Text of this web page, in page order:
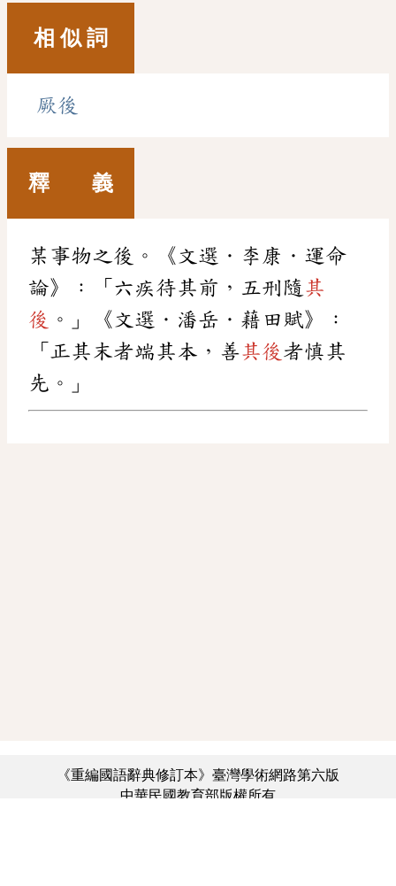
相 似 詞
厥後
釋 義
某事物之後。《文選．李康．運命
論》：「六疾待其前，五刑隨 其
後 。」《文選．潘岳．藉田賦》：
「正其末者端其本，善其後 者慎其
先。」
《重編國語辭典修訂本》臺灣學術網路第六版
中華民國教育部版權所有